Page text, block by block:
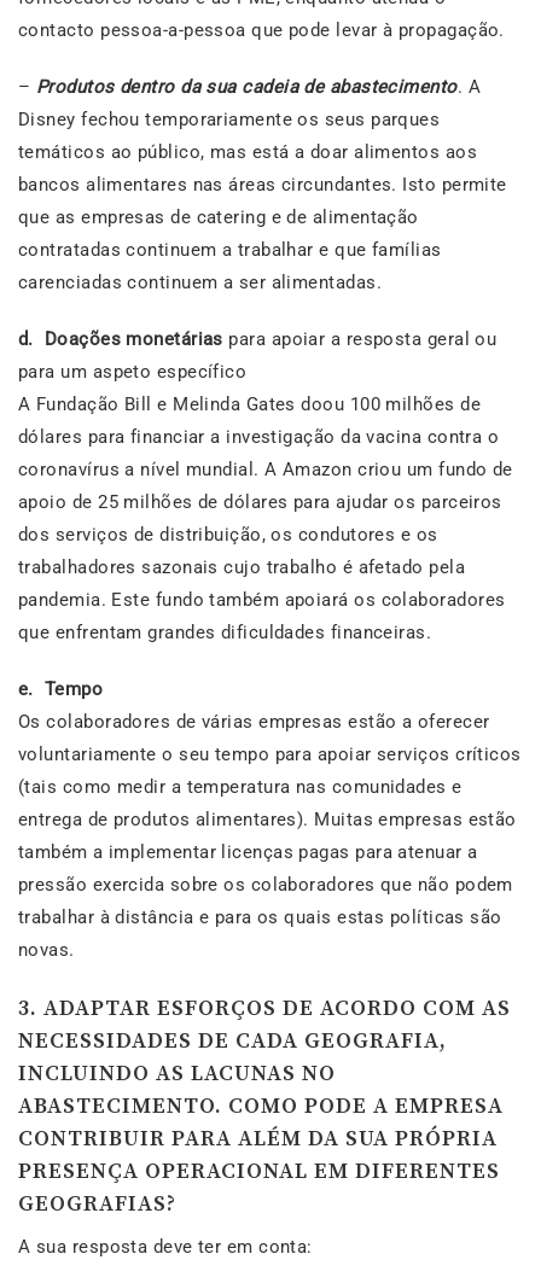
contacto pessoa-a-pessoa que pode levar à propagação.
– Produtos dentro da sua cadeia de abastecimento. A
Disney fechou temporariamente os seus parques
temáticos ao público, mas está a doar alimentos aos
bancos alimentares nas áreas circundantes. Isto permite
que as empresas de catering e de alimentação
contratadas continuem a trabalhar e que famílias
carenciadas continuem a ser alimentadas.
d. Doações monetárias para apoiar a resposta geral ou
para um aspeto específico
A Fundação Bill e Melinda Gates doou 100 milhões de
dólares para financiar a investigação da vacina contra o
coronavírus a nível mundial. A Amazon criou um fundo de
apoio de 25 milhões de dólares para ajudar os parceiros
dos serviços de distribuição, os condutores e os
trabalhadores sazonais cujo trabalho é afetado pela
pandemia. Este fundo também apoiará os colaboradores
que enfrentam grandes dificuldades financeiras.
e. Tempo
Os colaboradores de várias empresas estão a oferecer
voluntariamente o seu tempo para apoiar serviços críticos
(tais como medir a temperatura nas comunidades e
entrega de produtos alimentares). Muitas empresas estão
também a implementar licenças pagas para atenuar a
pressão exercida sobre os colaboradores que não podem
trabalhar à distância e para os quais estas políticas são
novas.
3. ADAPTAR ESFORÇOS DE ACORDO COM AS
NECESSIDADES DE CADA GEOGRAFIA,
INCLUINDO AS LACUNAS NO
ABASTECIMENTO. COMO PODE A EMPRESA
CONTRIBUIR PARA ALÉM DA SUA PRÓPRIA
PRESENÇA OPERACIONAL EM DIFERENTES
GEOGRAFIAS?
A sua resposta deve ter em conta: